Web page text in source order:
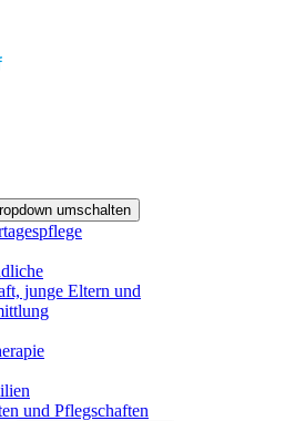
umschalten
junge Eltern und
und Pflegschaften